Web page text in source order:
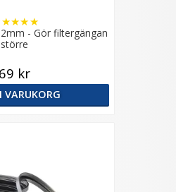
- Gör filtergängan
större
★★★★
69 kr
VARUKORG